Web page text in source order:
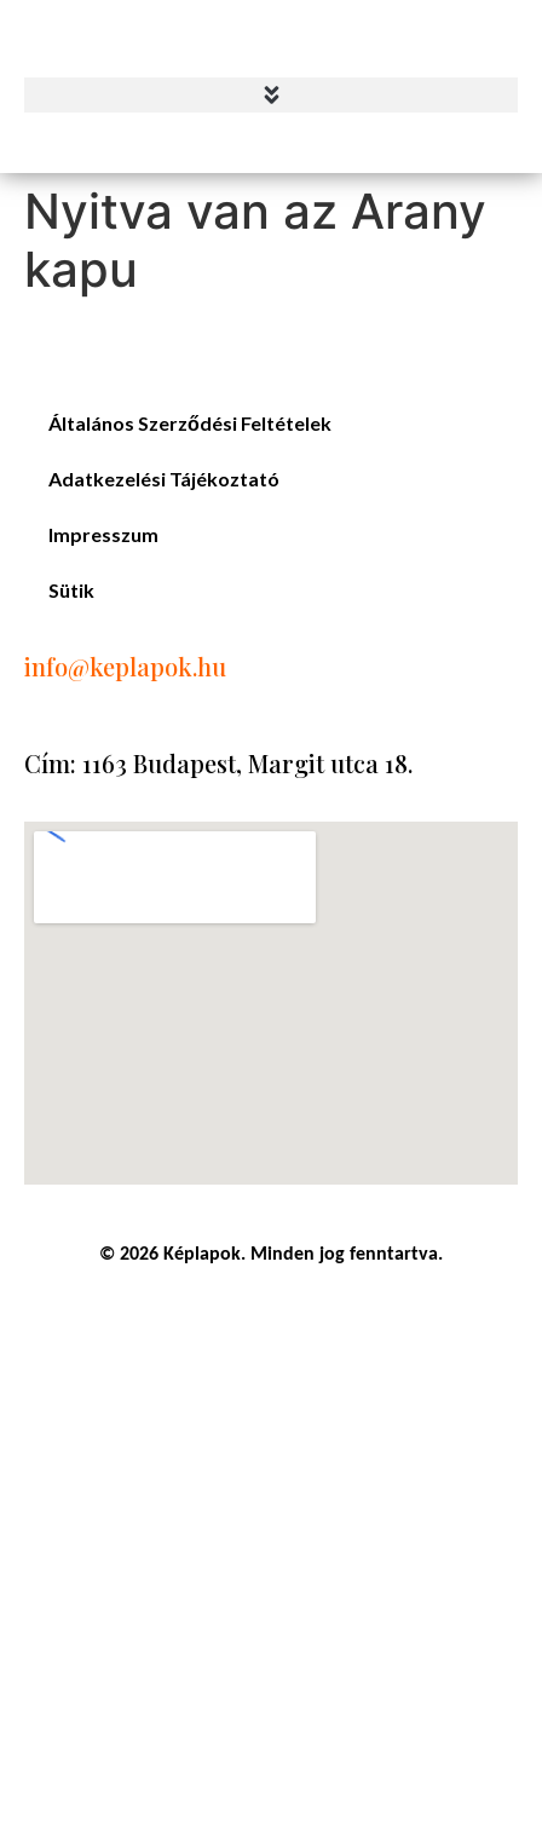
Nyitva van az Arany
kapu
Általános Szerződési Feltételek
Adatkezelési Tájékoztató
Impresszum
Sütik
info@keplapok.hu
Cím: 1163 Budapest, Margit utca 18.
© 2026 Képlapok. Minden jog fenntartva.